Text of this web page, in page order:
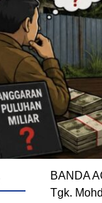
BANDA
Tgk.